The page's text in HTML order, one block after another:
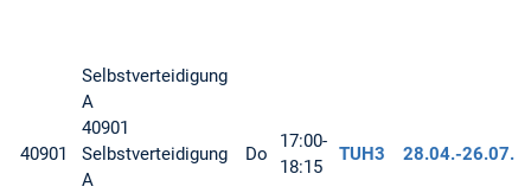
40901
Selbstverteidigung
A
40901
Selbstverteidigung
A
Do
17:00-
18:15
TUH3 28.04.-26.07.